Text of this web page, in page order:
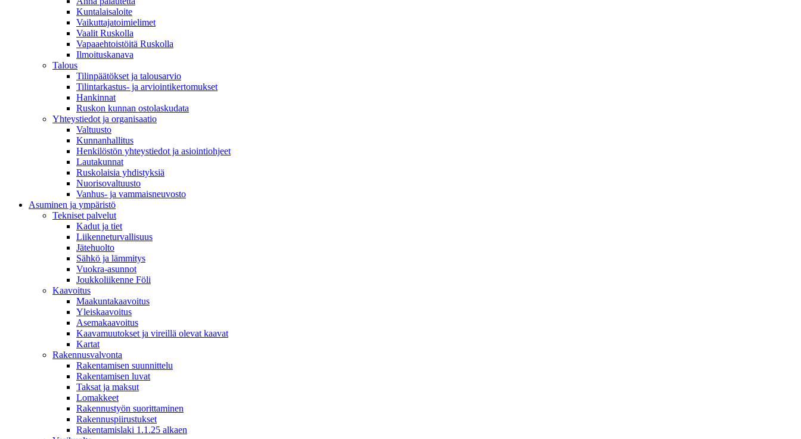
Kuntalaisaloite
Vaikuttajatoimielimet
Vaalit Ruskolla
Vapaaehtoistöitä Ruskolla
Ilmoituskanava
Talous
Tilinpäätökset ja talousarvio
Tilintarkastus- ja arviointikertomukset
Hankinnat
Ruskon kunnan ostolaskudata
Yhteystiedot ja organisaatio
Valtuusto
Kunnanhallitus
Henkilöstön yhteystiedot ja asiointiohjeet
Lautakunnat
Ruskolaisia yhdistyksiä
Nuorisovaltuusto
Vanhus- ja vammaisneuvosto
Asuminen ja ympäristö
Tekniset palvelut
Kadut ja tiet
Liikenneturvallisuus
Jätehuolto
Sähkö ja lämmitys
Vuokra-asunnot
Joukkoliikenne Föli
Kaavoitus
Maakuntakaavoitus
Yleiskaavoitus
Asemakaavoitus
Kaavamuutokset ja vireillä olevat kaavat
Kartat
Rakennusvalvonta
Rakentamisen suunnittelu
Rakentamisen luvat
Taksat ja maksut
Lomakkeet
Rakennustyön suorittaminen
Rakennuspiirustukset
Rakentamislaki 1.1.25 alkaen